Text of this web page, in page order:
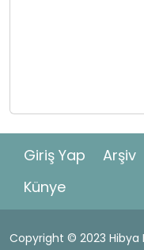
Giriş Yap
Arşiv
Künye
Copyright © 2023 Hibya